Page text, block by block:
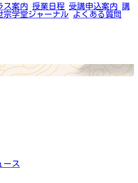
ス案内 授業日程 受講申込案内 講
宗学堂ジャーナル よくある質問
ース